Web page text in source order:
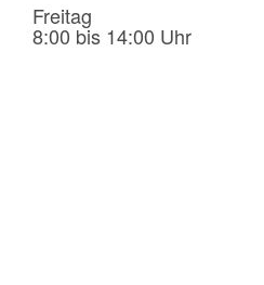
Freitag
8:00 bis 14:00 Uhr